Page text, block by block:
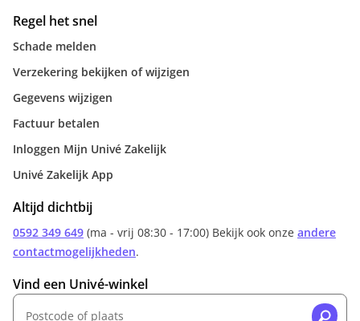
Regel het snel
Schade melden
Verzekering bekijken of wijzigen
Gegevens wijzigen
Factuur betalen
Inloggen Mijn Univé Zakelijk
Univé Zakelijk App
Altijd dichtbij
0592 349 649 (ma - vrij 08:30 - 17:00) Bekijk ook onze andere
contactmogelijkheden.
Vind een Univé-winkel